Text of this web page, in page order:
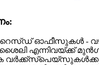
ഓഫീസുകൾ -
എന്നിവയ്ക്ക്